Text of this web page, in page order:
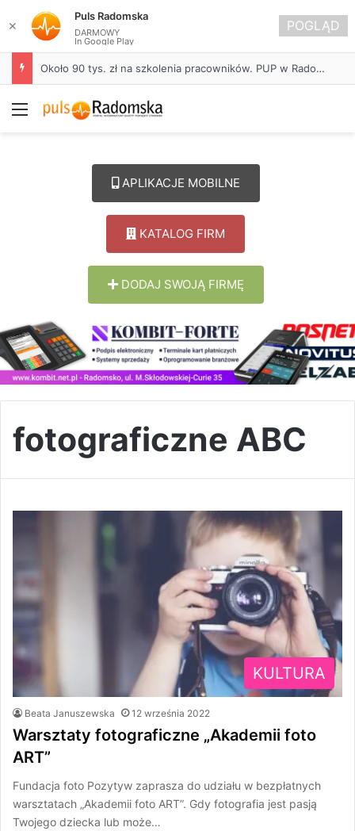
Około 90 tys. zł na szkolenia pracowników. PUP w Radomsku ogłasza nabór wniosków
Menu
APLIKACJE MOBILNE
KATALOG FIRM
DODAJ SWOJĄ FIRMĘ
fotograficzne ABC
KULTURA
Beata Januszewska 12 września 2022
Warsztaty fotograficzne „Akademii foto
ART”
Fundacja foto Pozytyw zaprasza do udziału w bezpłatnych
warsztatach „Akademii foto ART”. Gdy fotografia jest pasją
Twojego dziecka lub może…
✕
Puls Radomska
DARMOWY
In Google Play
POGLĄD